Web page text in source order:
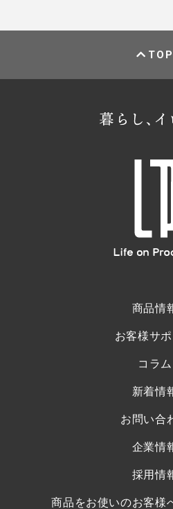
TOP
商品情
お客様サポ
コラム
新着情
お問い合
企業情
採用情
商品をお使いのお客様